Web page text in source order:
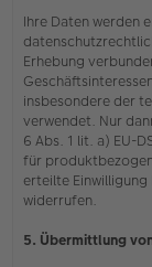
Ihre Daten werden
Erhebung
insbesondere der
verwendet. Nur
6 Abs. 1 lit. a) EU-
für
erteilte
widerrufen.
5. Übermittlung